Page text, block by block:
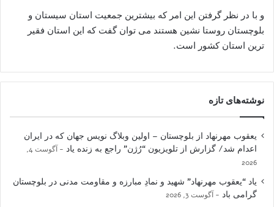
و با در نظر گرفتن این امر که بیشترین جمعیت استان سیستان و
بلوچستان روستا نشین هستند می توان گفت که این استان فقیر
ترین استان کشور است.
نوشته‌های تازه
یعقوب مهرنهاد از بلوچستان – اولین وبلاگ نویس جهان که در ایران
اعدام شد/ گزارش از تلویزیون “رُژن” راجع به زنده یاد
آگوست 4,
2026
یاد “یعقوب مهرنهاد” شهید و نمادِ مبارزه و مقاومت مدنی در بلوچستان
گرامی باد
آگوست 3, 2026